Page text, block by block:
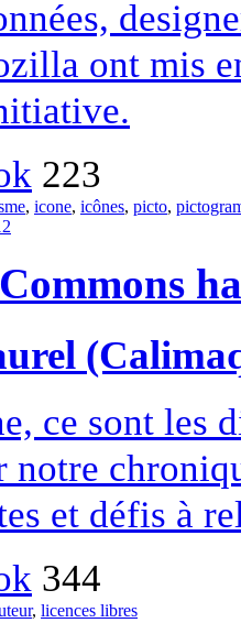
ont mis
223
, icone, icônes, picto,
ce sont les
notre
et défis à
344
, licences libres